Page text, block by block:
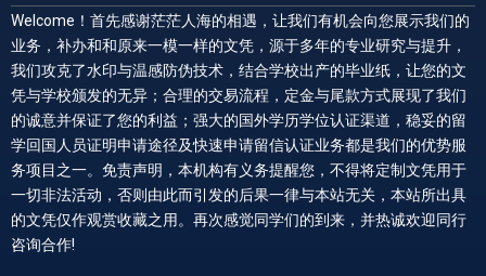
Welcome！首先感谢茫茫人海的相遇，让我们有机会向您展示我们的
业务，补办和和原来一模一样的文凭，源于多年的专业研究与提升，
我们攻克了水印与温感防伪技术，结合学校出产的毕业纸，让您的文
凭与学校颁发的无异；合理的交易流程，定金与尾款方式展现了我们
的诚意并保证了您的利益；强大的国外学历学位认证渠道，稳妥的留
学回国人员证明申请途径及快速申请留信认证业务都是我们的优势服
务项目之一。免责声明，本机构有义务提醒您，不得将定制文凭用于
一切非法活动，否则由此而引发的后果一律与本站无关，本站所出具
的文凭仅作观赏收藏之用。再次感觉同学们的到来，并热诚欢迎同行
咨询合作!